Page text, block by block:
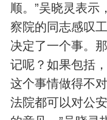
顺。”吴晓灵表示
察院的同志感叹
决定了一个事。
记呢？如果包括
这个事情做得不
法院都可以对公